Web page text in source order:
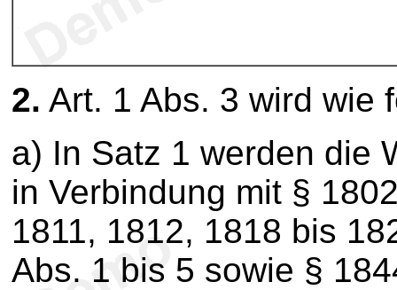
2. Art. 1 Abs. 3 wird wie
a) In Satz 1 werden die
in Verbindung mit §
1811, 1812, 1818 bis
Abs. 1 bis 5 sowie §